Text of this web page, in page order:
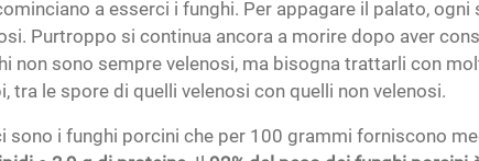
a esserci i funghi. Per appagare il palato,
Purtroppo si continua ancora a morire dopo aver
non sono sempre velenosi, ma bisogna trattarli con
tra le spore di quelli velenosi con quelli non velenosi.
sono i funghi porcini che per 100 grammi forniscono